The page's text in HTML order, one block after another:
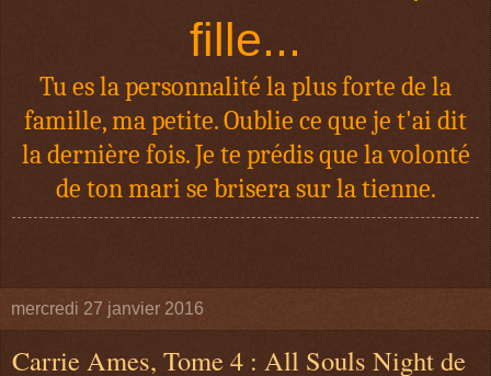
fille...
Tu es la personnalité la plus forte de la
famille, ma petite. Oublie ce que je t'ai dit
la dernière fois. Je te prédis que la volonté
de ton mari se brisera sur la tienne.
mercredi 27 janvier 2016
Carrie Ames, Tome 4 : All Souls Night de